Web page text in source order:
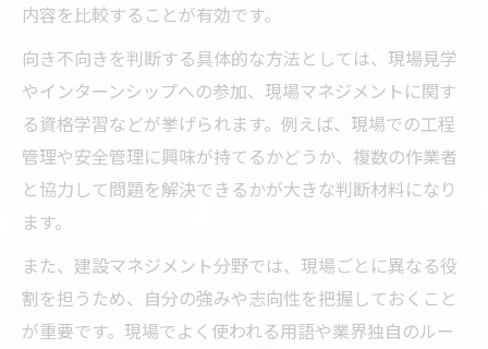
内容を比較することが有効です。
向き不向きを判断する具体的な方法としては、現場見学
やインターンシップへの参加、現場マネジメントに関す
る資格学習などが挙げられます。例えば、現場での工程
管理や安全管理に興味が持てるかどうか、複数の作業者
と協力して問題を解決できるかが大きな判断材料になり
ます。
また、建設マネジメント分野では、現場ごとに異なる役
割を担うため、自分の強みや志向性を把握しておくこと
が重要です。現場でよく使われる用語や業界独自のルー